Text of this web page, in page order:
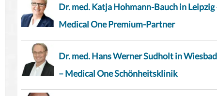
Dr. med. Katja Hohmann-Bauch in Leipzig
Medical One Premium-Partner
Dr. med. Hans Werner Sudholt in
– Medical One Schönheitsklinik